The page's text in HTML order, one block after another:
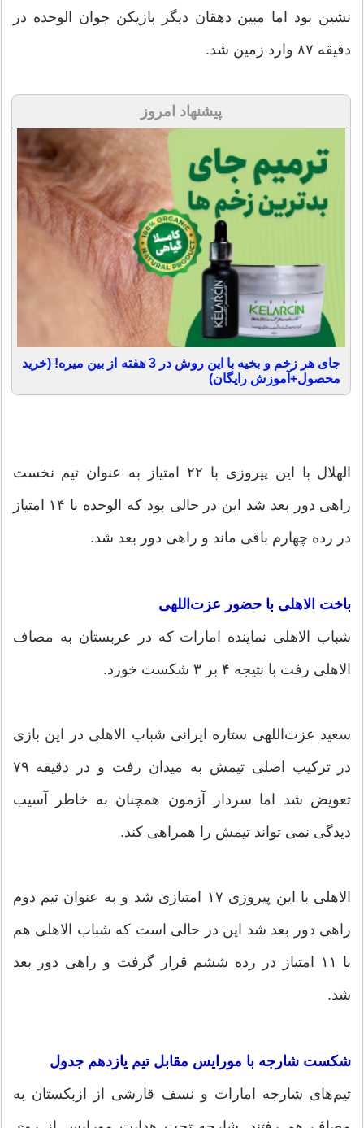
نشین بود اما مبین دهقان دیگر بازیکن جوان الوحده در
دقیقه ۸۷ وارد زمین شد.
پیشنهاد امروز
جای هر زخم و بخیه با این روش در 3 هفته از بین میره! (خرید
محصول+آموزش رایگان)
الهلال با این پیروزی با ۲۲ امتیاز به عنوان تیم نخست
راهی دور بعد شد این در حالی بود که الوحده با ۱۴ امتیاز
در رده چهارم باقی ماند و راهی دور بعد شد.
باخت الاهلی با حضور عزت‌اللهی
شباب الاهلی نماینده امارات که در عربستان به مصاف
الاهلی رفت با نتیجه ۴ بر ۳ شکست خورد.
سعید عزت‌اللهی ستاره ایرانی شباب الاهلی در این بازی
در ترکیب اصلی تیمش به میدان رفت و در دقیقه ۷۹
تعویض شد اما سردار آزمون همچنان به خاطر آسیب
دیدگی‌ نمی تواند تیمش را همراهی کند.
الاهلی با این پیروزی ۱۷ امتیازی شد و به عنوان تیم دوم
راهی دور بعد شد این در حالی است که شباب الاهلی هم
با ۱۱ امتیاز در رده ششم قرار گرفت و راهی دور بعد
شد.
شکست شارجه با مورایس مقابل تیم یازدهم جدول
تیم‌های شارجه امارات و نسف قارشی از ازبکستان به